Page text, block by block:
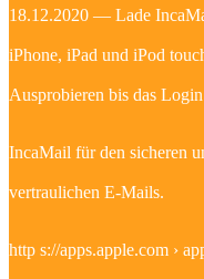
18.12.2020 — Lade
iPhone, iPad und iPod
Ausprobieren bis das
IncaMail für den sicheren
vertraulichen E-Mails.
http s://apps.apple.com ›